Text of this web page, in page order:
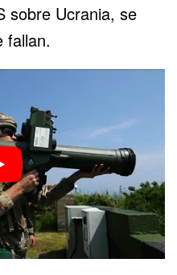
sobre Ucrania, se
fallan.